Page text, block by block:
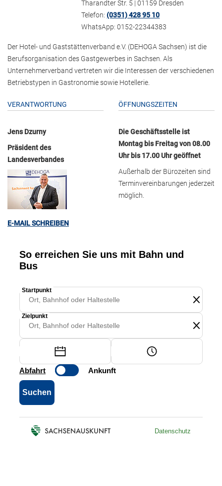
Tharandter Str. 5 | 01159 Dresden
Telefon:(0351) 428 95 10
WhatsApp: 0152-22344383
Der Hotel- und Gaststättenverband e.V. (DEHOGA Sachsen) ist die
Berufsorganisation des Gastgewerbes in Sachsen. Als
Unternehmerverband vertreten wir die Interessen der verschiedenen
Betriebstypen in Gastronomie sowie Hotellerie.
VERANTWORTUNG
Jens Dzurny
Präsident des
Landesverbandes
E-MAIL SCHREIBEN
ÖFFNUNGSZEITEN
Die Geschäftsstelle ist
Montag bis Freitag von 08.00
Uhr bis 17.00 Uhr geöffnet
Außerhalb der Bürozeiten sind
Terminvereinbarungen jederzeit
möglich.